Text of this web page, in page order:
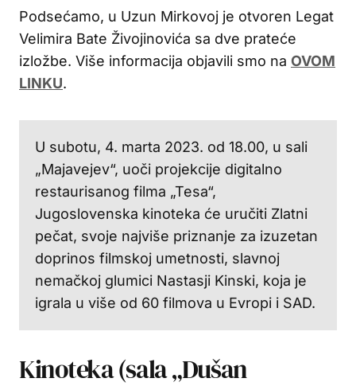
Podsećamo, u Uzun Mirkovoj je otvoren Legat
Velimira Bate Živojinovića sa dve prateće
izložbe. Više informacija objavili smo na OVOM
LINKU.
U subotu, 4. marta 2023. od 18.00, u sali
„Majavejev“, uoči projekcije digitalno
restaurisanog filma „Tesa“,
Jugoslovenska kinoteka će uručiti Zlatni
pečat, svoje najviše priznanje za izuzetan
doprinos filmskoj umetnosti, slavnoj
nemačkoj glumici Nastasji Kinski, koja je
igrala u više od 60 filmova u Evropi i SAD.
Kinoteka (sala „Dušan